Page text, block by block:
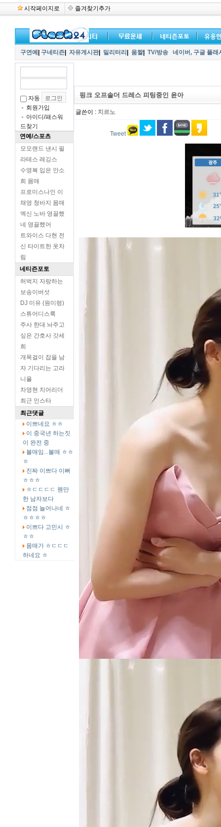
시작페이지로 즐겨찾기추가
구연예 구네티즌 자유게시판| 밀리터리 움짤| TV/방송 네이버, 구글 플
자동
회원가입
아이디/패스워
드찾기
연예/스포츠
모모랜드 낸시 필
라테스 레깅스
수영복 입은 안소
희 몸매
프로미스나인 이
채영 청바지 몸매
엑신 노바 영끌했
네 영끌했어
트와이스 다현 전
신 타이트한 옷차
림
네티즌포토
허벅지 자랑하는
보송이버섯
DJ 미유 (원미령)
스튜어디스룩
주사 한대 놔주고
싶은 간호사 갓세
희
개목걸이 잡을 남
자 기다리는 고라
니율
차영현 치어리더
최근 인스타
최근댓글
이쁘네요 ㅎㅎ
이 중국년 하는짓
이 완전 중
볼매임...볼매 ㅎㅎ
ㅎ
진짜 이쁘다 이뻐
ㅎㅎㅎ
ㅎㄷㄷㄷㄷ 웬만
한 남자보다
점점 늘어나네 ㅎ
ㅎㅎㅎㅎ
이쁘다 고민시 ㅎ
ㅎㅎ
몸매가 ㅎㄷㄷㄷ
하네요 ㅎ
핑크 오프솔더 드레스 피팅중인 윤아
글쓴이 : 치르노
Tweet